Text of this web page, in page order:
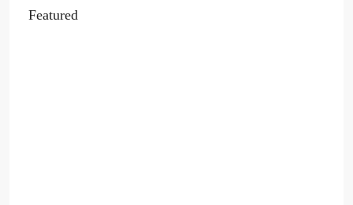
Featured